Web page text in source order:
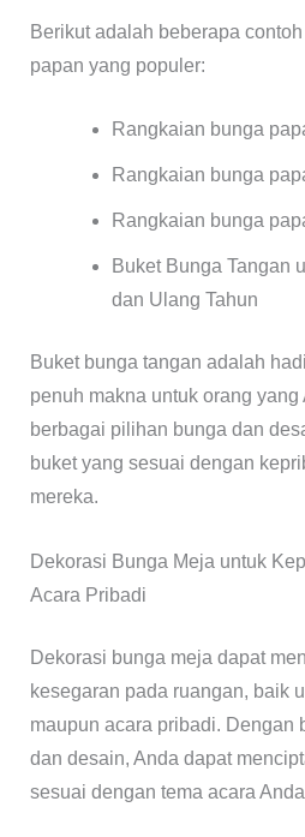
Berikut adalah beberapa
papan yang populer:
Rangkaian bunga
Rangkaian bunga
Rangkaian bunga
Buket Bunga Tangan
dan Ulang Tahun
Buket bunga tangan adalah
penuh makna untuk orang
berbagai pilihan bunga dan
buket yang sesuai dengan
mereka.
Dekorasi Bunga Meja untuk
Acara Pribadi
Dekorasi bunga meja dapat
kesegaran pada ruangan, baik
maupun acara pribadi. Dengan
dan desain, Anda dapat
sesuai dengan tema acara